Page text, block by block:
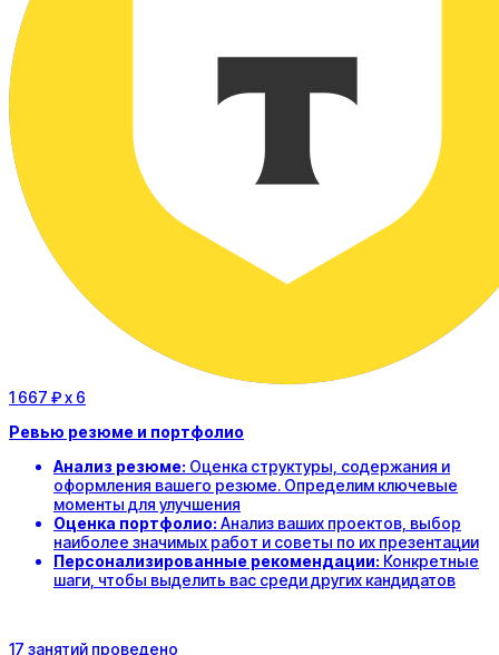
1 667 ₽x 6
Ревью резюме и портфолио
Анализ резюме: Оценка структуры, содержания и
оформления вашего резюме. Определим ключевые
моменты для улучшения
Оценка портфолио: Анализ ваших проектов, выбор
наиболее значимых работ и советы по их презентации
Персонализированные рекомендации: Конкретные
шаги, чтобы выделить вас среди других кандидатов
17 занятий проведено